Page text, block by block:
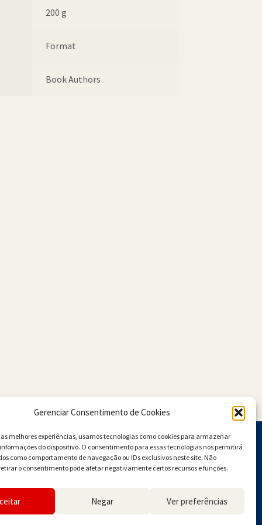
Gerenciar Consentimento de Cookies
as melhores experiências, usamos tecnologias como cookies para armazenar
do dispositivo. O consentimento para essas tecnologias nos permitirá
como comportamento de navegação ou IDs exclusivos neste site. Não
o consentimento pode afetar negativamente certos recursos e funções.
Negar Ver preferências
200 g
Format
Book Authors